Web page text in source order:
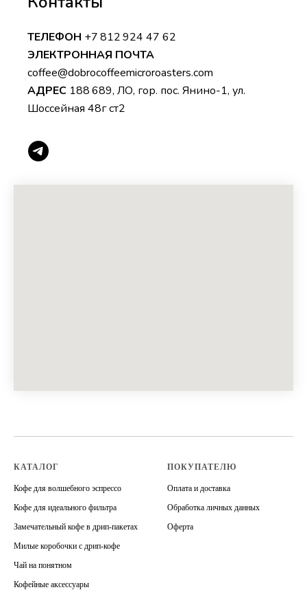
ТЕЛЕФОН +7 812 924 47 62
ЭЛЕКТРОННАЯ ПОЧТА
coffee@dobrocoffeemicroroasters.com
АДРЕС 188 689, ЛО, гор. пос. Янино-1, ул.
Шоссейная 48г ст2
КАТАЛОГ
Кофе для волшебного эспрессо
Кофе для идеального фильтра
Замечательный кофе в дрип-пакетах
Милые коробочки с дрип-кофе
Чай на понятном
Кофейные аксессуары
ПОКУПАТЕЛЮ
Оплата и доставка
Обработка личных данных
Оферта